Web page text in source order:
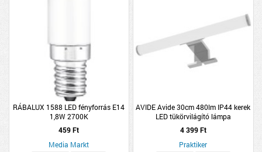
RÁBALUX 1588 LED fényforrás E14
1,8W 2700K
459 Ft
Media Markt
AVIDE Avide 30cm 480lm IP44 kerek
LED tükörvilágító lámpa
4 399 Ft
Praktiker